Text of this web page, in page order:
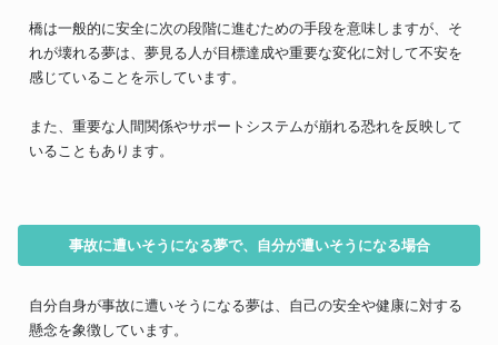
橋は一般的に安全に次の段階に進むための手段を意味しますが、そ
れが壊れる夢は、夢見る人が目標達成や重要な変化に対して不安を
感じていることを示しています。
また、重要な人間関係やサポートシステムが崩れる恐れを反映して
いることもあります。
事故に遭いそうになる夢で、自分が遭いそうになる場合
自分自身が事故に遭いそうになる夢は、自己の安全や健康に対する
懸念を象徴しています。